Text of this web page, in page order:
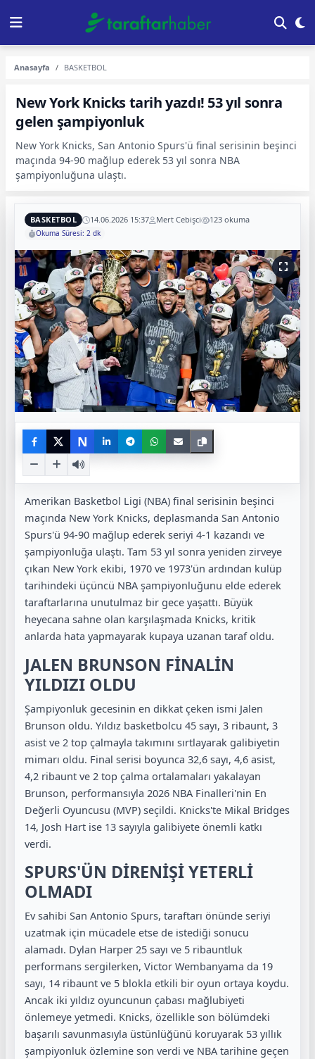
Anasayfa BASKETBOL
New York Knicks tarih yazdı! 53 yıl sonra
gelen şampiyonluk
New York Knicks, San Antonio Spurs'ü final serisinin beşinci
maçında 94-90 mağlup ederek 53 yıl sonra NBA
şampiyonluğuna ulaştı.
BASKETBOL 14.06.2026 15:37 Mert Cebişci 123 okuma
Okuma Süresi: 2 dk
N
Amerikan Basketbol Ligi (NBA) final serisinin beşinci
maçında New York Knicks, deplasmanda San Antonio
Spurs'ü 94-90 mağlup ederek seriyi 4-1 kazandı ve
şampiyonluğa ulaştı. Tam 53 yıl sonra yeniden zirveye
çıkan New York ekibi, 1970 ve 1973'ün ardından kulüp
tarihindeki üçüncü NBA şampiyonluğunu elde ederek
taraftarlarına unutulmaz bir gece yaşattı. Büyük
heyecana sahne olan karşılaşmada Knicks, kritik
anlarda hata yapmayarak kupaya uzanan taraf oldu.
JALEN BRUNSON FİNALİN
YILDIZI OLDU
Şampiyonluk gecesinin en dikkat çeken ismi Jalen
Brunson oldu. Yıldız basketbolcu 45 sayı, 3 ribaunt, 3
asist ve 2 top çalmayla takımını sırtlayarak galibiyetin
mimarı oldu. Final serisi boyunca 32,6 sayı, 4,6 asist,
4,2 ribaunt ve 2 top çalma ortalamaları yakalayan
Brunson, performansıyla 2026 NBA Finalleri'nin En
Değerli Oyuncusu (MVP) seçildi. Knicks'te Mikal Bridges
14, Josh Hart ise 13 sayıyla galibiyete önemli katkı
verdi.
SPURS'ÜN DİRENİŞİ YETERLİ
OLMADI
Ev sahibi San Antonio Spurs, taraftarı önünde seriyi
uzatmak için mücadele etse de istediği sonucu
alamadı. Dylan Harper 25 sayı ve 5 ribauntluk
performans sergilerken, Victor Wembanyama da 19
sayı, 14 ribaunt ve 5 blokla etkili bir oyun ortaya koydu.
Ancak iki yıldız oyuncunun çabası mağlubiyeti
önlemeye yetmedi. Knicks, özellikle son bölümdeki
başarılı savunmasıyla üstünlüğünü koruyarak 53 yıllık
şampiyonluk özlemine son verdi ve NBA tarihine geçen